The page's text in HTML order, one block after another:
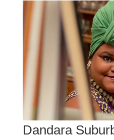
Dandara